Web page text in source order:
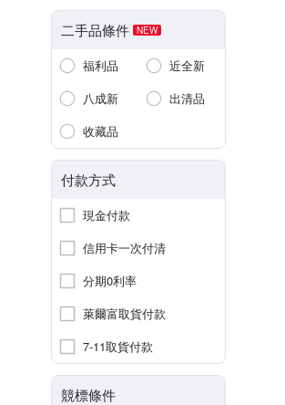
二手品條件 NEW
福利品
近全新
八成新
出清品
收藏品
付款方式
現金付款
信用卡一次付清
分期0利率
萊爾富取貨付款
7-11取貨付款
競標條件